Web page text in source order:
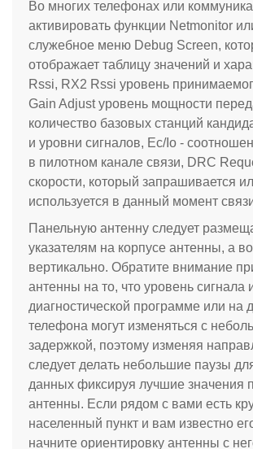
Во многих телефонах или
активировать функции Netmonitor
служебное меню Debug Screen,
отображает таблицу значений и
Rssi, RX2 Rssi уровень
Gain Adjust уровень мощности
количество базовых станций
и уровни сигналов, Ec/Io -
в пилотном канале связи, DRC
скорости, который запрашивается
используется в данный момент
Панельную антенну следует
указателям на корпусе антенны, а
вертикально. Обратите внимание
антенны на то, что уровень сигнала
диагностической программе или на
телефона могут изменяться с
задержкой, поэтому изменяя
следует делать небольшие паузы
данных фиксируя лучшие значения
антенны. Если рядом с вами есть
населенный пункт и вам известно
начните ориентировку антенны с